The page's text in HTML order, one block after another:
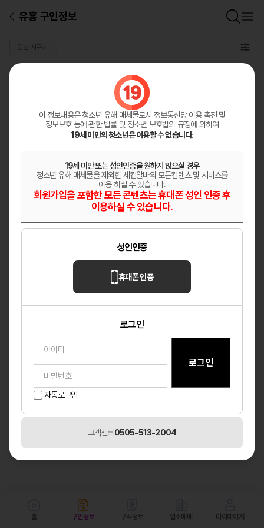
유흥 구인정보
인천 서구×
홈 구인정보 구직정보 업소매매 마이페이지
이 정보내용은 청소년 유해 매체물로서 정보통신망 이용 촉진 및
정보보호 등에 관한 법률 및 청소년 보호법의 규정에 의하여
19세 미만의 청소년은 이용할 수 없습니다.
19세 미만 또는 성인인증을 원하지 않으실 경우
청소년 유해 매체물을 제외한 세컨알바의 모든컨텐츠 및 서비스를
이용 하실 수 있습니다.
회원가입을 포함한 모든 콘텐츠는 휴대폰 성인 인증 후
이용하실 수 있습니다.
성인인증
휴대폰 인증
로그인
자동로그인
고객센터 0505-513-2004